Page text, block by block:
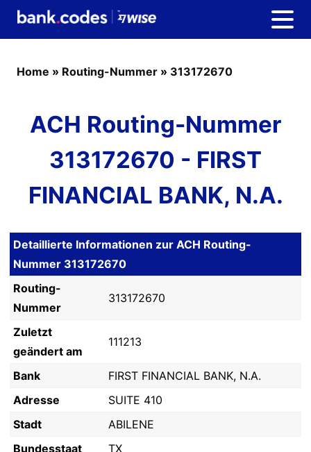
Home » Routing-Nummer » 313172670
ACH Routing-Nummer
313172670 - FIRST
FINANCIAL BANK, N.A.
Detaillierte Informationen zur ACH Routing-
Nummer 313172670
Routing-
Nummer
313172670
Zuletzt
geändert am
111213
Bank
FIRST FINANCIAL BANK, N.A.
Adresse
SUITE 410
Stadt
ABILENE
Bundesstaat
TX